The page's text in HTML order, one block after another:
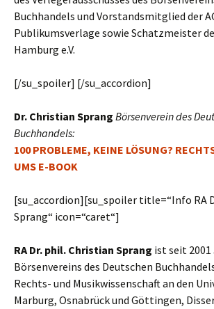
Buchhandels und Vorstandsmitglied der
Publikumsverlage sowie Schatzmeister
Hamburg e.V.
[/su_spoiler] [/su_accordion]
Dr. Christian Sprang Börsenverein des
Buchhandels:
100 PROBLEME, KEINE LÖSUNG? R
UMS E-BOOK
[su_accordion][su_spoiler title=“Info RA
Sprang“ icon=“caret“]
RA Dr. phil. Christian Sprang ist seit
Börsenvereins des Deutschen
Rechts- und Musikwissenschaft an den
Marburg, Osnabrück und Göttingen,